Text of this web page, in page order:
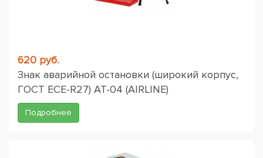
620 руб.
Знак аварийной остановки (широкий корпус,
ГОСТ ЕСЕ-R27) AT-04 (AIRLINE)
Подробнее